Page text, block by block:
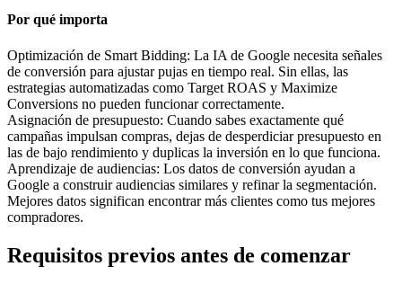
Por qué importa
Optimización de Smart Bidding: La IA de Google necesita señales
de conversión para ajustar pujas en tiempo real. Sin ellas, las
estrategias automatizadas como Target ROAS y Maximize
Conversions no pueden funcionar correctamente.
Asignación de presupuesto: Cuando sabes exactamente qué
campañas impulsan compras, dejas de desperdiciar presupuesto en
las de bajo rendimiento y duplicas la inversión en lo que funciona.
Aprendizaje de audiencias: Los datos de conversión ayudan a
Google a construir audiencias similares y refinar la segmentación.
Mejores datos significan encontrar más clientes como tus mejores
compradores.
Requisitos previos antes de comenzar